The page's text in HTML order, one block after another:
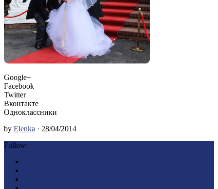
Google+
Facebook
Twitter
Вконтакте
Одноклассники
by Elenka · 28/04/2014
Follow: